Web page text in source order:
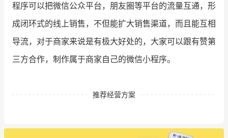
程序可以把微信公众平台，朋友圈等平台的流量互通，形
成闭环式的线上销售，不但能扩大销售渠道，而且能互相
导流，对于商家来说是有极大好处的，大家可以跟有赞第
三方合作，制作属于商家自己的微信小程序。
推荐经营方案